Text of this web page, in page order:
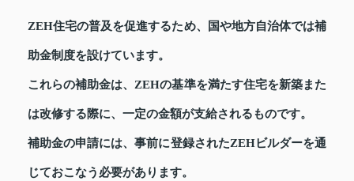
ZEH住宅の普及を促進するため、国や地方自治体では補
助金制度を設けています。
これらの補助金は、ZEHの基準を満たす住宅を新築また
は改修する際に、一定の金額が支給されるものです。
補助金の申請には、事前に登録されたZEHビルダーを通
じておこなう必要があります。